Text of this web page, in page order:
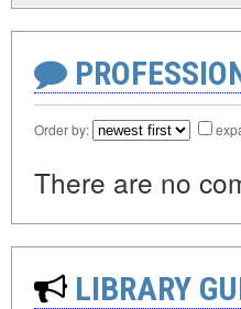
Order by:
There are no
LIBRARY